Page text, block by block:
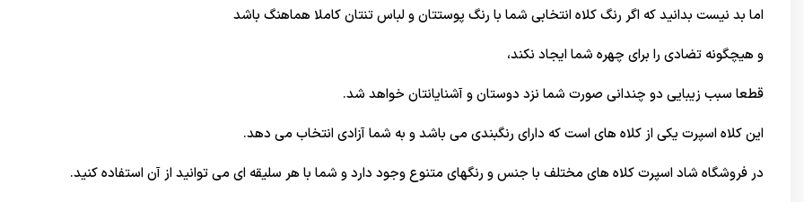
اما بد نیست بدانید که اگر رنگ کلاه انتخابی شما با رنگ پوستتان و لباس تنتان کاملا هماهنگ باشد
و هیچگونه تضادی را برای چهره شما ایجاد نکند،
قطعا سبب زیبایی دو چندانی صورت شما نزد دوستان و آشنایانتان خواهد شد.
این کلاه اسپرت یکی از کلاه های است که دارای رنگبندی می باشد و به شما آزادی انتخاب می دهد.
درفروشگاه شاد اسپرتکلاه های مختلف با جنس و رنگهای متنوع وجود دارد و شما با هر سلیقه ای می توانید از آن استفاده کنید.